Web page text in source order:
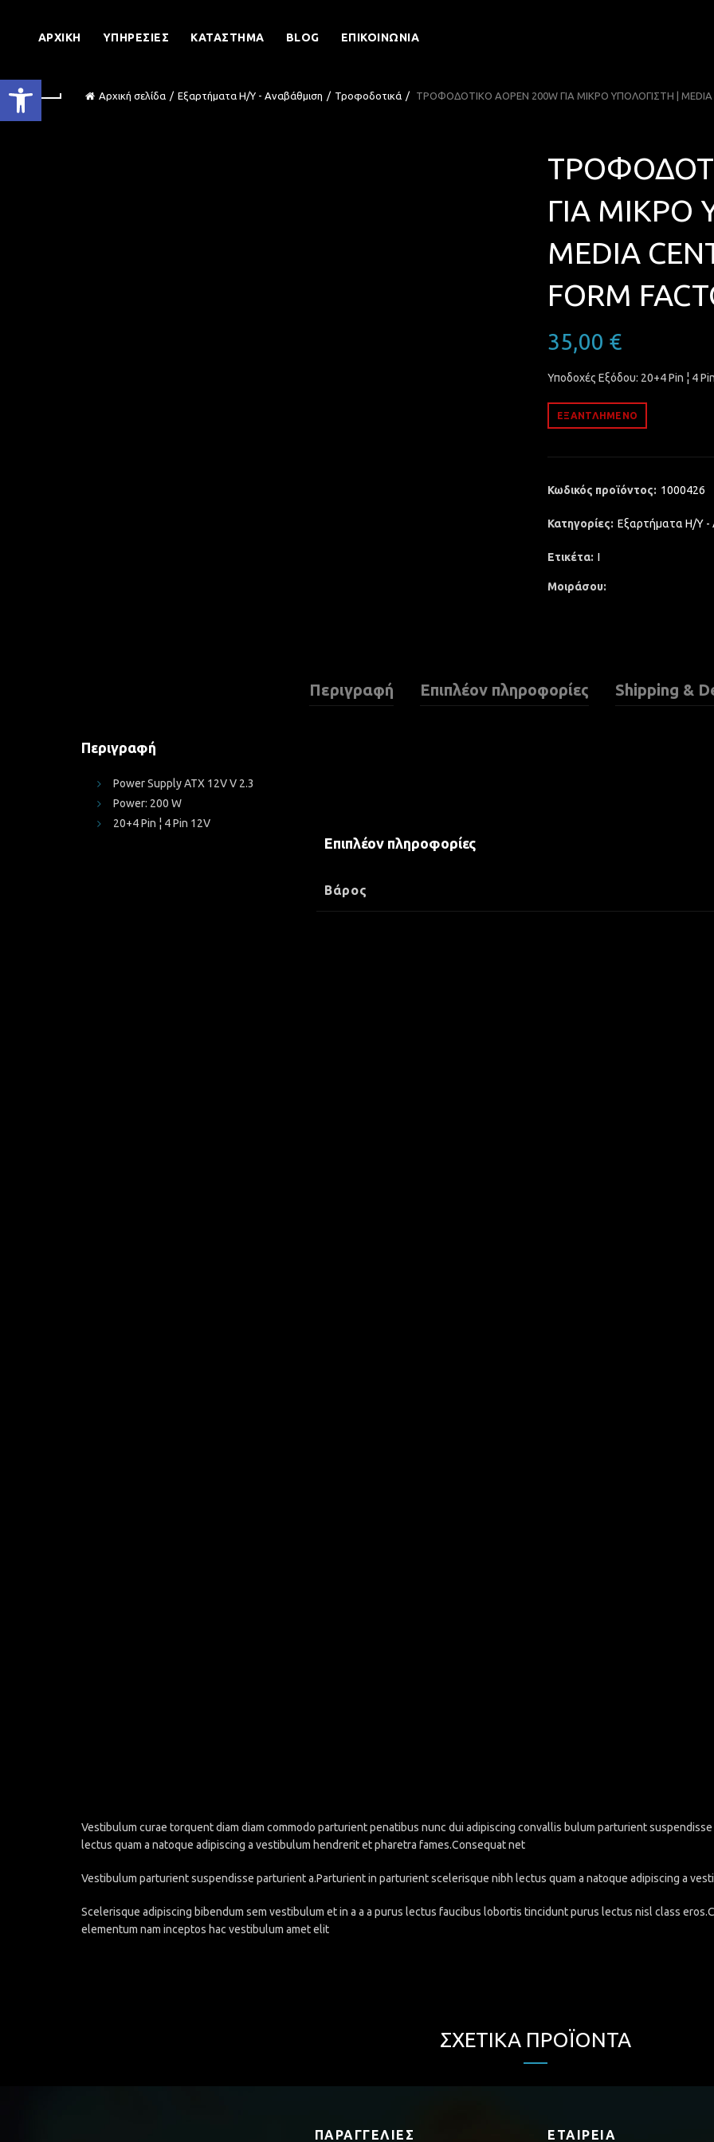
Ανοίξτε τη γραμμή εργαλείων
ΑΡΧΙΚΉ ΥΠΗΡΕΣΊΕΣ ΚΑΤΆΣΤΗΜΑ BLOG ΕΠΙΚΟΙΝΩΝΊΑ
Αρχική σελίδα Εξαρτήματα Η/Υ - Αναβάθμιση Τροφοδοτικά ΤΡΟΦΟΔΟΤΙΚΟ AOPEN 200W ΓΙΑ ΜΙΚΡΟ ΥΠΟΛΟΓΙΣΤΗ | MEDIA
ΓΙΑ ΜΙΚΡΟ
MEDIA
FORM
35,00 €
Υποδοχές Εξόδου: 20+4 Pin ¦ 4
ΕΞΑΝΤΛΗΜΈΝΟ
Κωδικός προϊόντος: 1000426
Κατηγορίες: Εξαρτήματα Η/Υ -
Ετικέτα: I
Μοιράσου
Περιγραφή Επιπλέον πληροφορίες Shipping &
Περιγραφή
Power Supply ATX 12V V 2.3
Power: 200 W
20+4 Pin ¦ 4 Pin 12V
Επιπλέον πληροφορίες
Βάρος
Vestibulum curae torquent diam diam commodo parturient penatibus nunc dui adipiscing convallis bulum parturient
lectus quam a natoque adipiscing a vestibulum hendrerit et pharetra fames.Consequat net
Vestibulum parturient suspendisse parturient a.Parturient in parturient scelerisque nibh lectus quam a natoque adipiscing a
Scelerisque adipiscing bibendum sem vestibulum et in a a a purus lectus faucibus lobortis tincidunt purus lectus nisl class
elementum nam inceptos hac vestibulum amet elit
ΣΧΕΤΙΚΆ ΠΡΟΪΌΝΤΑ
ΠΑΡΑΓΓΕΛΊΕΣ ΕΤΑΙΡΕΊΑ